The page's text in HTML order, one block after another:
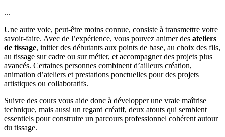
...
Une autre voie, peut-être moins connue, consiste à transmettre votre
savoir-faire. Avec de l’expérience, vous pouvez animer des ateliers
de tissage, initier des débutants aux points de base, au choix des fils,
au tissage sur cadre ou sur métier, et accompagner des projets plus
avancés. Certaines personnes combinent d’ailleurs création,
animation d’ateliers et prestations ponctuelles pour des projets
artistiques ou collaboratifs.
Suivre des cours vous aide donc à développer une vraie maîtrise
technique, mais aussi un regard créatif, deux atouts qui semblent
essentiels pour construire un parcours professionnel cohérent autour
du tissage.